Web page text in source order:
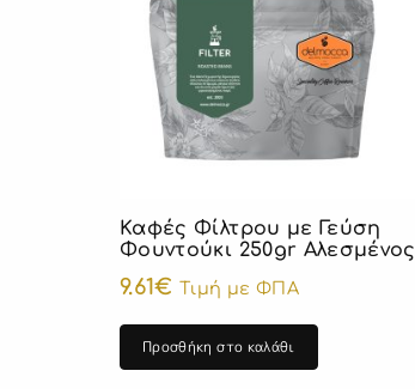
Καφές Φίλτρου με Γεύση
Φουντούκι 250gr Αλεσμένος
9.61€ Τιμή με ΦΠΑ
Προσθήκη στο καλάθι